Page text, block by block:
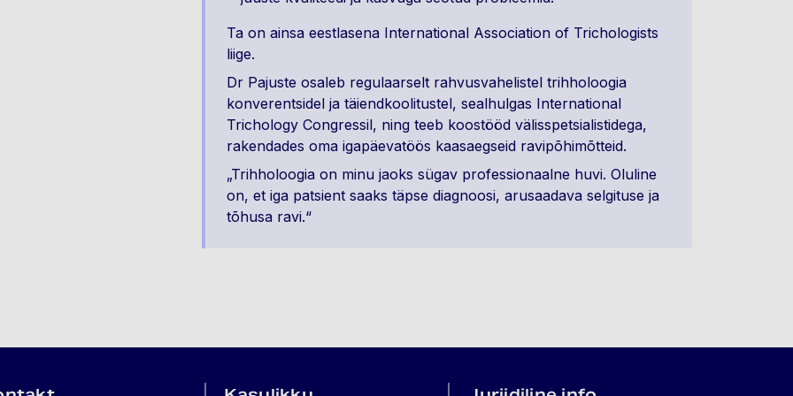
Ta on ainsa eestlasena International Association of Trichologists
liige.
Dr Pajuste osaleb regulaarselt rahvusvahelistel trihholoogia
konverentsidel ja täiendkoolitustel, sealhulgas International
Trichology Congressil, ning teeb koostööd välisspetsialistidega,
rakendades oma igapäevatöös kaasaegseid ravipõhimõtteid.
„Trihholoogia on minu jaoks sügav professionaalne huvi. Oluline
on, et iga patsient saaks täpse diagnoosi, arusaadava selgituse ja
tõhusa ravi.“